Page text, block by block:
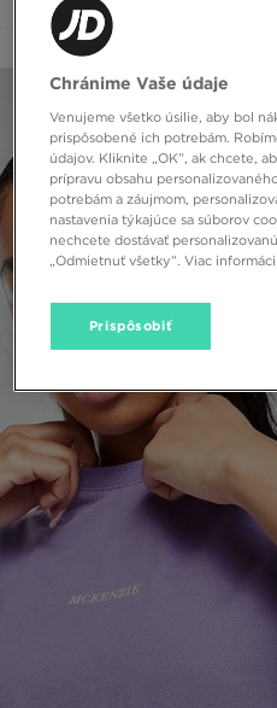
Chránime Vaše údaje
Venujeme všetko úsilie, aby bol
prispôsobené ich potrebám.
údajov. Kliknite „OK”, ak chcete,
prípravu obsahu
potrebám a záujmom,
nastavenia týkajúce sa súborov
nechcete dostávať
„Odmietnuť všetky”. Viac
Prispôsobiť